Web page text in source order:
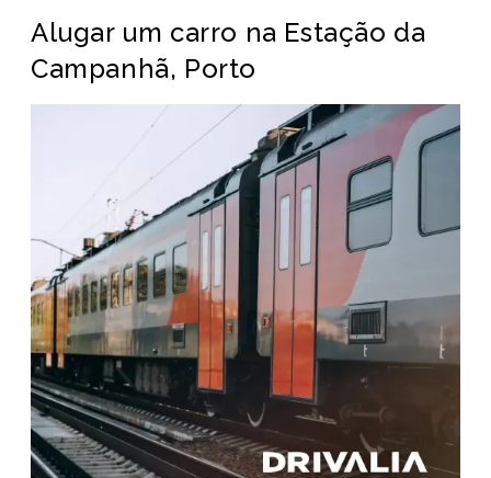
Alugar um carro na Estação da
Campanhã, Porto